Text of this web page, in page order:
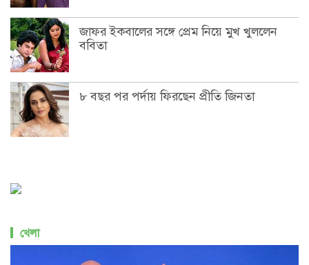
জাফর ইকবালের সঙ্গে প্রেম নিয়ে মুখ খুললেন
ববিতা
৮ বছর পর পর্দায় ফিরছেন প্রীতি জিনতা
খেলা